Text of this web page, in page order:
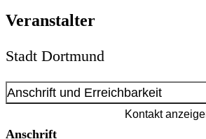
Veranstalter
Stadt Dortmund
Anschrift und Erreichbarkeit
Kontakt
Anschrift